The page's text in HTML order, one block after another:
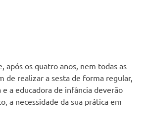
após os quatro anos, nem todas as
de realizar a sesta de forma regular,
a educadora de infância deverão
a necessidade da sua prática em